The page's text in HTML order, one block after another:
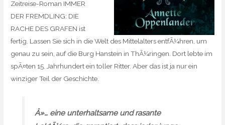
Zeitreise-Roman IMMER
DER FREMDLING: DIE
RACHE DES GRAFEN ist
fertig. Lassen Sie sich in die Welt des Mittelalters entfÃ¼hren, um
genau zu sein, auf die Burg Hanstein in ThÃ¼ringen. Dort lebte im
spÃ¤ten 15. Jahrhundert ein toller Ritter. Aber das ist ja nur ein
winziger Teil der Geschichte.
Â»… eine unterhaltsame und rasante